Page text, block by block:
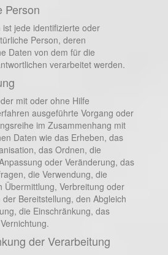
ist jede identifizierte oder
Person, deren
Daten von dem für die
verarbeitet werden.
mit oder ohne Hilfe
ausgeführte Vorgang oder
im Zusammenhang mit
Daten wie das Erheben, das
das Ordnen, die
oder Veränderung, das
die Verwendung, die
Übermittlung, Verbreitung oder
Bereitstellung, den Abgleich
die Einschränkung, das
der Verarbeitung